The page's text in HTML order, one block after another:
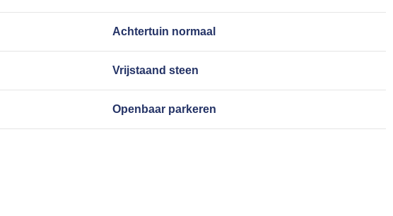
Achtertuin normaal
Vrijstaand steen
Openbaar parkeren